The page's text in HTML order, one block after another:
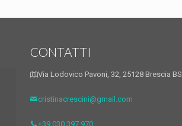
CONTATTI
Via Lodovico Pavoni, 32, 25128 Brescia BS
cristinacrescini@gmail.com
+39 030 397 970